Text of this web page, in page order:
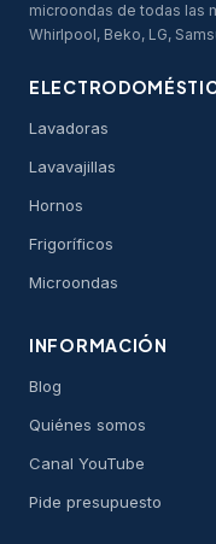
microondas de todas las
Whirlpool, Beko, LG,
Lavadoras
Lavavajillas
Hornos
Frigoríficos
Microondas
INFORMACIÓN
Blog
Quiénes somos
Canal YouTube
Pide presupuesto